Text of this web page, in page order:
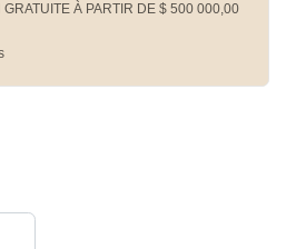
GRATUITE À PARTIR DE $ 500 000,00